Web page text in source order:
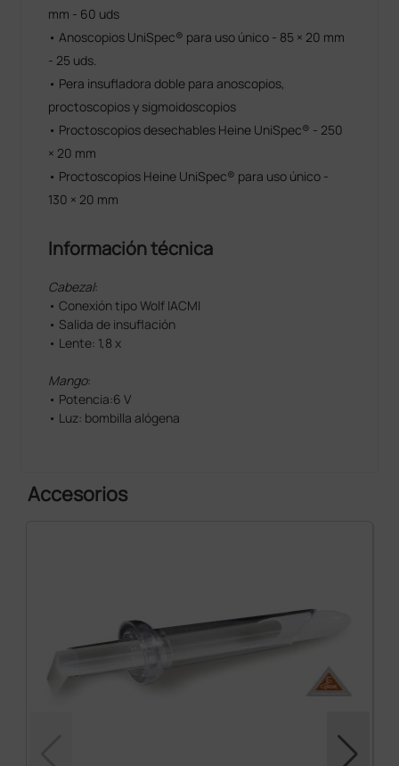
mm - 60 uds
• Anoscopios UniSpec® para uso único - 85 × 20 mm
- 25 uds.
• Pera insufladora doble para anoscopios,
proctoscopios y sigmoidoscopios
• Proctoscopios desechables Heine UniSpec® - 250
× 20 mm
• Proctoscopios Heine UniSpec® para uso único -
130 × 20 mm
Información técnica
Cabezal:
• Conexión tipo Wolf IACMI
• Salida de insuflación
• Lente: 1,8 x
Mango:
• Potencia:6 V
• Luz: bombilla alógena
Accesorios